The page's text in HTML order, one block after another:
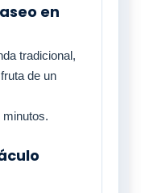
en
tradicional,
de un